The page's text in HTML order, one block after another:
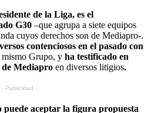
de la Liga, es el
G30 –que agrupa a siete equipos
cuyos derechos son de Mediapro-.
contenciosos en el pasado con
mismo Grupo, y ha testificado en
Mediapro en diversos litigios.
- Publicidad -
puede aceptar la figura propuesta